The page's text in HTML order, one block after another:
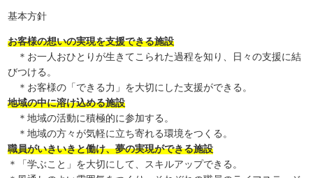
基本方針
お客様の想いの実現を支援できる施設
＊お一人おひとりが生きてこられた過程を知り、日々の支援に結
びつける。
＊お客様の「できる力」を大切にした支援ができる。
地域の中に溶け込める施設
＊地域の活動に積極的に参加する。
＊地域の方々が気軽に立ち寄れる環境をつくる。
職員がいきいきと働け、夢の実現ができる施設
＊「学ぶこと」を大切にして、スキルアップできる。